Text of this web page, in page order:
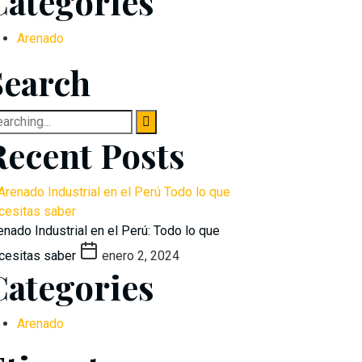
Arenado
Posts
Industrial en el Perú: Todo lo que
saber
enero 2, 2024
Arenado